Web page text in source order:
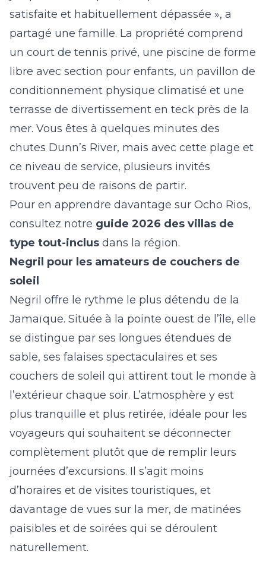
satisfaite et habituellement dépassée », a
partagé une famille. La propriété comprend
un court de tennis privé, une piscine de forme
libre avec section pour enfants, un pavillon de
conditionnement physique climatisé et une
terrasse de divertissement en teck près de la
mer. Vous êtes à quelques minutes des
chutes Dunn’s River, mais avec cette plage et
ce niveau de service, plusieurs invités
trouvent peu de raisons de partir.
Pour en apprendre davantage sur Ocho Rios,
consultez notre guide 2026 des villas de
type tout-inclus dans la région.
Negril pour les amateurs de couchers de
soleil
Negril offre le rythme le plus détendu de la
Jamaïque. Située à la pointe ouest de l’île, elle
se distingue par ses longues étendues de
sable, ses falaises spectaculaires et ses
couchers de soleil qui attirent tout le monde à
l’extérieur chaque soir. L’atmosphère y est
plus tranquille et plus retirée, idéale pour les
voyageurs qui souhaitent se déconnecter
complètement plutôt que de remplir leurs
journées d’excursions. Il s’agit moins
d’horaires et de visites touristiques, et
davantage de vues sur la mer, de matinées
paisibles et de soirées qui se déroulent
naturellement.